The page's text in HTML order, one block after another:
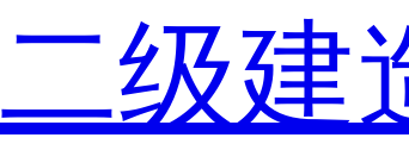
二级建